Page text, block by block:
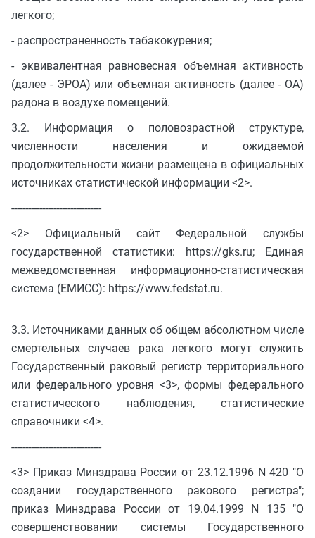
легкого;
- распространенность табакокурения;
- эквивалентная равновесная объемная активность
(далее - ЭРОА) или объемная активность (далее - ОА)
радона в воздухе помещений.
3.2. Информация о половозрастной структуре,
численности населения и ожидаемой
продолжительности жизни размещена в официальных
источниках статистической информации <2>.
--------------------------------
<2> Официальный сайт Федеральной службы
государственной статистики: https://gks.ru; Единая
межведомственная информационно-статистическая
система (ЕМИСС): https://www.fedstat.ru.
3.3. Источниками данных об общем абсолютном числе
смертельных случаев рака легкого могут служить
Государственный раковый регистр территориального
или федерального уровня <3>, формы федерального
статистического наблюдения, статистические
справочники <4>.
--------------------------------
<3> Приказ Минздрава России от 23.12.1996 N 420 "О
создании государственного ракового регистра";
приказ Минздрава России от 19.04.1999 N 135 "О
совершенствовании системы Государственного